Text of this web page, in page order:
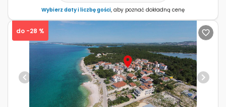
Wybierz daty i liczbę gości, aby poznać dokładną cenę
Previous Next
do -28 %